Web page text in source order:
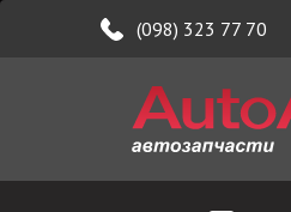
(098) 323 77 70